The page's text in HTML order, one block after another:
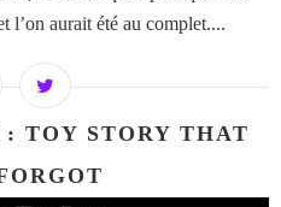
l’on aurait été au complet....
TOY STORY THAT